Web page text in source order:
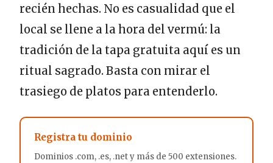
recién hechas. No es casualidad que el
local se llene a la hora del vermú: la
tradición de la tapa gratuita aquí es un
ritual sagrado. Basta con mirar el
trasiego de platos para entenderlo.
Registra tu dominio
Dominios .com, .es, .net y más de 500 extensiones.